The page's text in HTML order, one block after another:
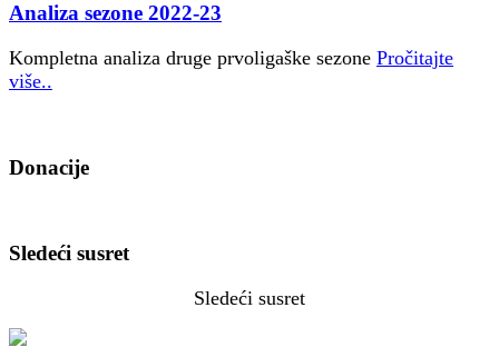
Analiza sezone 2022-23
Kompletna analiza druge prvoligaške sezone Pročitajte
više..
Donacije
Sledeći susret
Sledeći susret